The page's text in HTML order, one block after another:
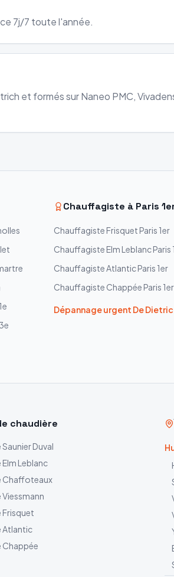
7j/7 toute l'année.
et formés sur Naneo PMC,
Chauffagiste à Paris
Chauffagiste Frisquet Paris 1er
Chauffagiste Elm LeblancParis
ChauffagisteAtlanticParis 1er
Chauffagiste Chappée Paris 1er
Dépannage urgent De
chaudière
Saunier Duval
Elm Leblanc
Chaffoteaux
Viessmann
Frisquet
Atlantic
Chappée